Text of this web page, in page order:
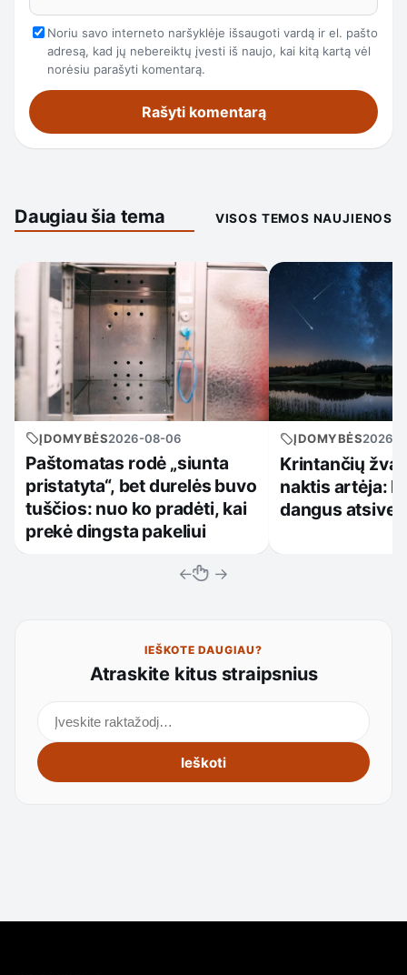
Noriu savo interneto naršyklėje išsaugoti vardą ir el. pašto
adresą, kad jų nebereiktų įvesti iš naujo, kai kitą kartą vėl
norėsiu parašyti komentarą.
Daugiau šia tema VISOS TEMOS NAUJIENOS
ĮDOMYBĖS2026-08-06
Paštomatas rodė „siunta
pristatyta“, bet durelės buvo
tuščios: nuo ko pradėti, kai
prekė dingsta pakeliui
ĮDOMYBĖS2026-
Krintančių
naktis artėja:
dangus
← →
IEŠKOTE DAUGIAU?
Atraskite kitus straipsnius
Ieškoti